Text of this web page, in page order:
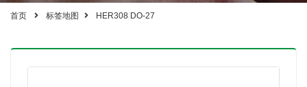
首页 标签地图 HER308 DO-27